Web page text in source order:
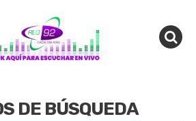
DE BÚSQUEDA